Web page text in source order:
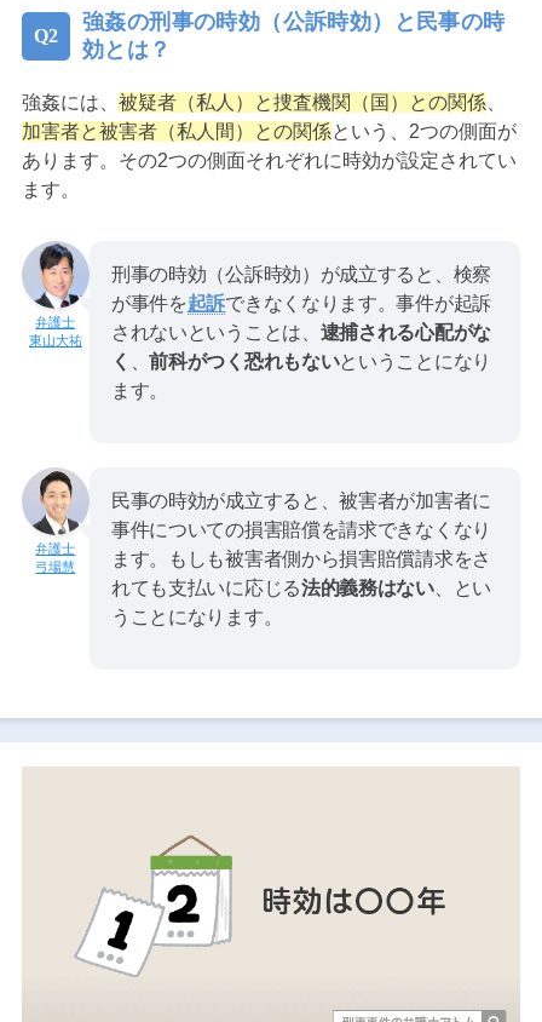
強姦の刑事の時効（公訴時効）と民事の時
効とは？
強姦には、 被疑者（私人）と捜査機関（国）との関係、
加害者と被害者（私人間）との関係という、2つの側面が
あります。その2つの側面それぞれに時効が設定されてい
ます。
東山大祐
刑事の時効（公訴時効）が成立すると、検察
が事件を起訴できなくなります。事件が起訴
されないということは、 逮捕される心配がな
く
、前科がつく恐れもないということになり
ます。
弓場慧
民事の時効が成立すると、被害者が加害者に
事件についての損害賠償を請求できなくなり
ます。もしも被害者側から損害賠償請求をさ
れても支払いに応じる法的義務はない、とい
うことになります。